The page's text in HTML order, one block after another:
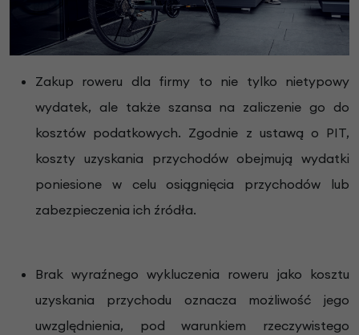
Zakup roweru dla firmy to nie tylko nietypowy
wydatek, ale także szansa na zaliczenie go do
kosztów podatkowych. Zgodnie z ustawą o PIT,
koszty uzyskania przychodów obejmują wydatki
poniesione w celu osiągnięcia przychodów lub
zabezpieczenia ich źródła.
Brak wyraźnego wykluczenia roweru jako kosztu
uzyskania przychodu oznacza możliwość jego
uwzględnienia, pod warunkiem rzeczywistego